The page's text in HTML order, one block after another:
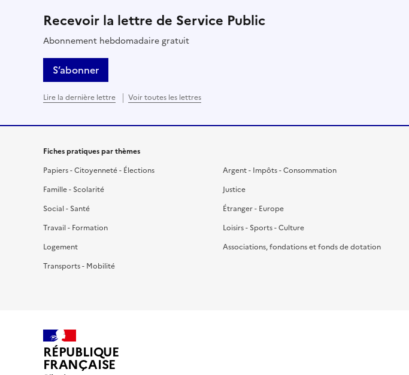
Recevoir la lettre de Service Public
Abonnement hebdomadaire gratuit
S’abonner
Lire la dernière lettre Voir toutes les lettres
Fiches pratiques par thèmes
Papiers - Citoyenneté - Élections
Famille - Scolarité
Social - Santé
Travail - Formation
Logement
Transports - Mobilité
Argent - Impôts - Consommation
Justice
Étranger - Europe
Loisirs - Sports - Culture
Associations, fondations et fonds de dotation
RÉPUBLIQUE
FRANÇAISE